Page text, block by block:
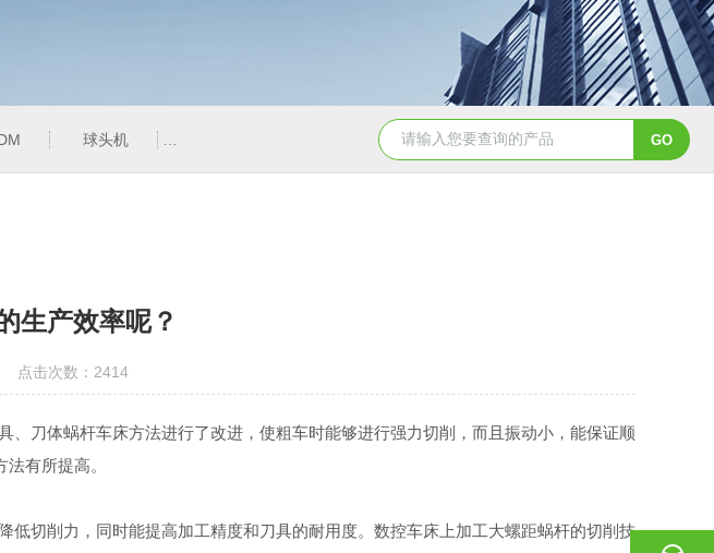
球头机 SDM25-03I/T6004I/T100-04I /T170-04I双端
生产效率呢？
点击次数：2414
刀体蜗杆车床方法进行了改进，使粗车时能够进行强力切削，而且振动小，能保证顺
有所提高。
切削力，同时能提高加工精度和刀具的耐用度。数控车床上加工大螺距蜗杆的切削技